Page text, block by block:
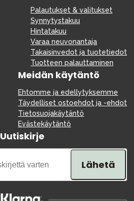
Palautukset & valitukset
Synnytystakuu
Hintatakuu
Varaa neuvonantaja
Takaisinvedot ja tuotetiedot
Tuotteen palauttaminen
Meidän käytäntö
Ehtomme ja edellytyksemme
Täydelliset ostoehdot ja -ehdot
Tietosuojakäytäntö
Evästekäytäntö
Uutiskirje
Lähetä